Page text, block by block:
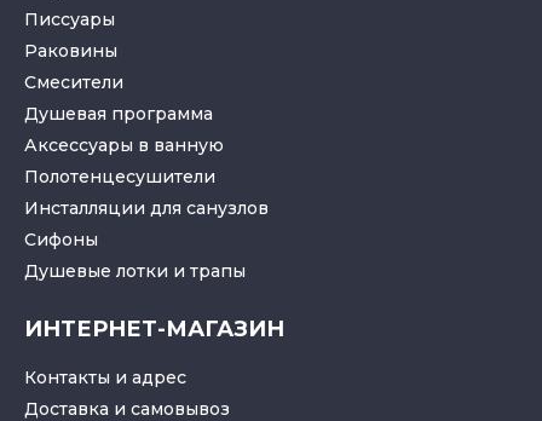
Писсуары
Раковины
Смесители
Душевая программа
Аксессуары в ванную
Полотенцесушители
Инсталляции для санузлов
Cифоны
Душевые лотки и трапы
ИНТЕРНЕТ-МАГАЗИН
Контакты и адрес
Доставка и самовывоз